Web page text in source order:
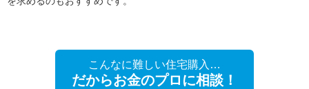
こんなに難しい住宅購入…
だからお金のプロに相談！